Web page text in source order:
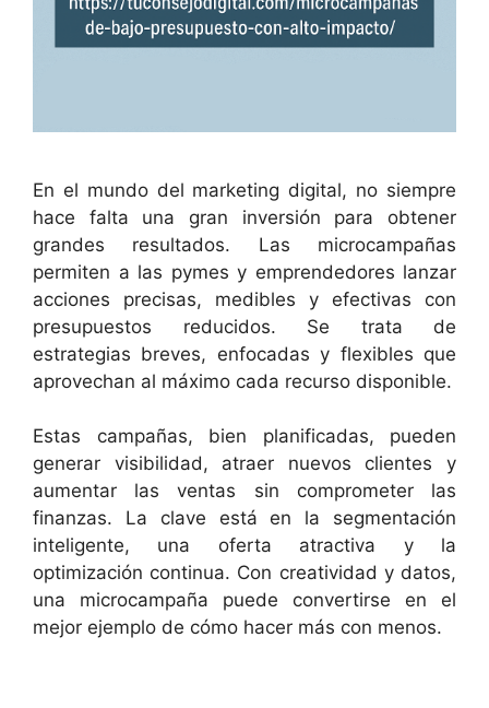
En el mundo del marketing digital, no siempre
hace falta una gran inversión para obtener
grandes resultados. Las microcampañas
permiten a las pymes y emprendedores lanzar
acciones precisas, medibles y efectivas con
presupuestos reducidos. Se trata de
estrategias breves, enfocadas y flexibles que
aprovechan al máximo cada recurso disponible.
Estas campañas, bien planificadas, pueden
generar visibilidad, atraer nuevos clientes y
aumentar las ventas sin comprometer las
finanzas. La clave está en la segmentación
inteligente, una oferta atractiva y la
optimización continua. Con creatividad y datos,
una microcampaña puede convertirse en el
mejor ejemplo de cómo hacer más con menos.